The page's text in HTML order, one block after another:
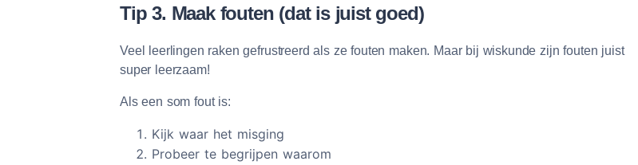
Tip 3. Maak fouten (dat is juist goed)
Veel leerlingen raken gefrustreerd als ze fouten maken. Maar bij wiskunde zijn fouten juist
super leerzaam!
Als een som fout is:
Kijk waar het misging
Probeer te begrijpen waarom